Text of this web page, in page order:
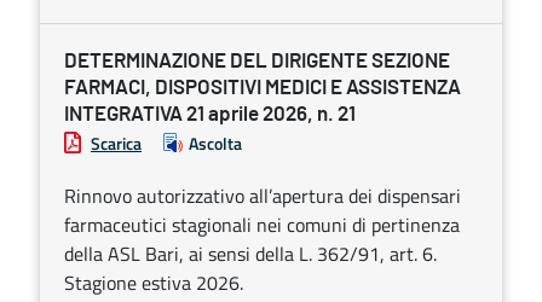
DETERMINAZIONE DEL DIRIGENTE SEZIONE
FARMACI, DISPOSITIVI MEDICI E ASSISTENZA
INTEGRATIVA 21 aprile 2026, n. 21
Scarica Ascolta
Rinnovo autorizzativo all’apertura dei dispensari
farmaceutici stagionali nei comuni di pertinenza
della ASL Bari, ai sensi della L. 362/91, art. 6.
Stagione estiva 2026.